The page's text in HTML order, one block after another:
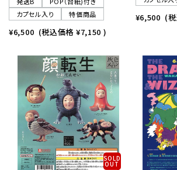
06-6282-7659
カプセル入り
特価商品
¥6,500 (税込価格 ¥7,150 )
¥6,500 (
SOLD
OUT